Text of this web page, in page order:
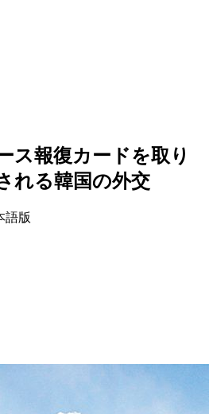
ス報復カードを取り
れる韓国の外交
語版